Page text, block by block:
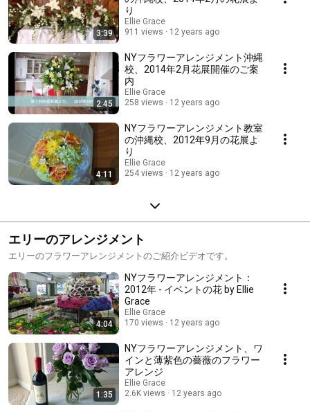
3:39
り
Ellie Grace
911 views
12 years ago
2:45
NYフラワーアレンジメント沖縄
校、2014年2月花展開催のご案
内
Ellie Grace
258 views
12 years ago
4:11
NYフラワーアレンジメント教室
の沖縄校、2012年9月の花展よ
り
Ellie Grace
254 views
12 years ago
エリーのアレンジメント
エリーのフラワーアレンジメントのご紹介ビデオです。
4:04
NYフラワーアレンジメント：
2012年 - イベントの花 by Ellie
Grace
Ellie Grace
170 views
12 years ago
1:35
NYフラワーアレンジメント、ワ
インと薄紫色の薔薇のフラワー
アレンジ
Ellie Grace
2.6K views
12 years ago